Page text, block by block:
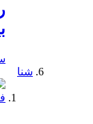
شنا